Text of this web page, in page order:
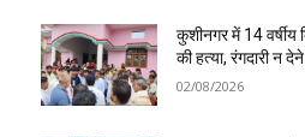
कुशीनगर में 14 वर्षीय
की हत्या, रंगदारी न
02/08/2026